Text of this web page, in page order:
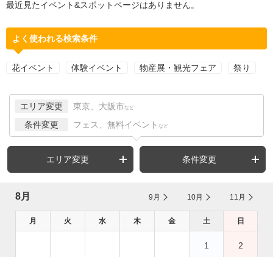
最近見たイベント&スポットページはありません。
よく使われる検索条件
花イベント 体験イベント 物産展・観光フェア 祭り
エリア変更 東京、大阪市 など
条件変更 フェス、無料イベント など
エリア変更 条件変更
8月 9月 10月 11月
月 火 水 木 金 土 日
1 2